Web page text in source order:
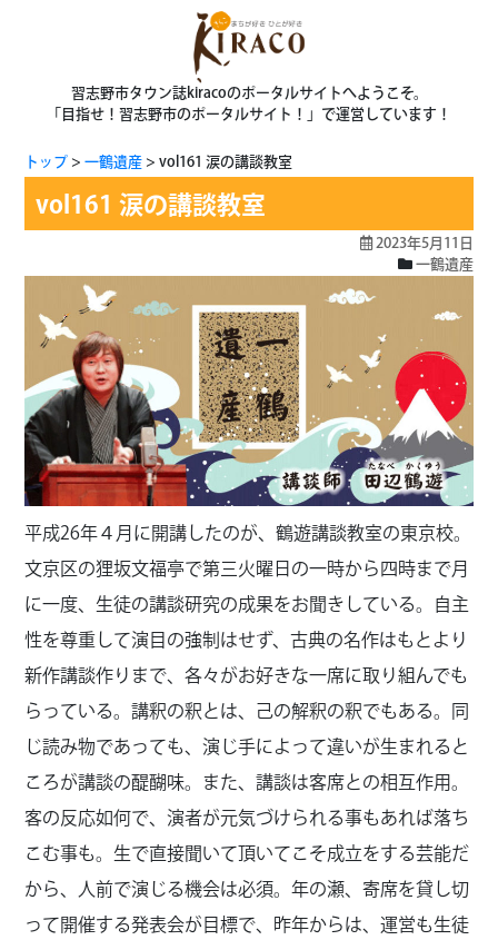
習志野市タウン誌kiracoのポータルサイトへようこそ。
「目指せ！習志野市のポータルサイト！」で運営しています！
トップ 一鶴遺産 vol161 涙の講談教室
vol161 涙の講談教室
2023年5月11日
一鶴遺産
平成26年４月に開講したのが、鶴遊講談教室の東京校。
文京区の狸坂文福亭で第三火曜日の一時から四時まで月
に一度、生徒の講談研究の成果をお聞きしている。自主
性を尊重して演目の強制はせず、古典の名作はもとより
新作講談作りまで、各々がお好きな一席に取り組んでも
らっている。講釈の釈とは、己の解釈の釈でもある。同
じ読み物であっても、演じ手によって違いが生まれると
ころが講談の醍醐味。また、講談は客席との相互作用。
客の反応如何で、演者が元気づけられる事もあれば落ち
こむ事も。生で直接聞いて頂いてこそ成立をする芸能だ
から、人前で演じる機会は必須。年の瀬、寄席を貸し切
って開催する発表会が目標で、昨年からは、運営も生徒